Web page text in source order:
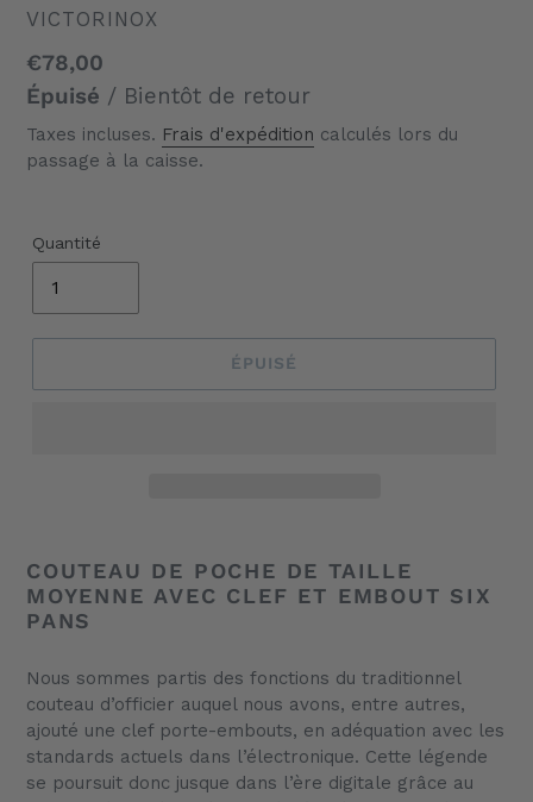
DISTRIBUTEUR
VICTORINOX
Prix
normal
€78,00
Épuisé / Bientôt de retour
Taxes incluses. Frais d'expédition calculés lors du
passage à la caisse.
Quantité
ÉPUISÉ
d'un
produit
à
COUTEAU DE POCHE DE TAILLE
MOYENNE AVEC CLEF ET EMBOUT SIX
PANS
Nous sommes partis des fonctions du traditionnel
couteau d’officier auquel nous avons, entre autres,
ajouté une clef porte-embouts, en adéquation avec les
standards actuels dans l’électronique. Cette légende
se poursuit donc jusque dans l’ère digitale grâce au